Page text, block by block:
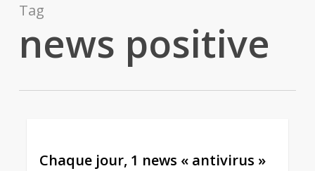
Tag
news positive
Chaque jour, 1 news « antivirus »